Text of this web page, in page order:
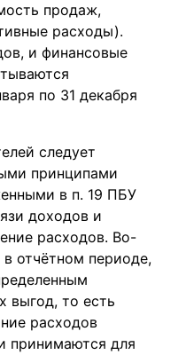
продаж,
расходы).
и финансовые
по 31 декабря
следует
принципами
в п. 19 ПБУ
доходов и
расходов. Во-
отчётном периоде,
выгод, то есть
расходов
принимаются для